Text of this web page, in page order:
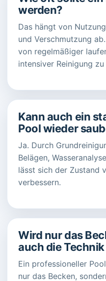
werden?
Das hängt von
und Verschmutzung
von regelmäßiger
intensiver Reinigung
Kann auch ein
Pool wieder
Ja. Durch
Belägen,
lässt sich der Zustand
verbessern.
Wird nur das
auch die
Ein professioneller
nur das Becken,